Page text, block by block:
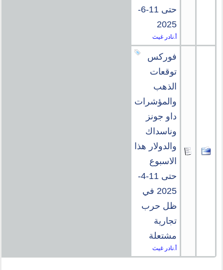
حتى 11-6-
2025
أ.نادر غيث
فوركس
توقعات
الذهب
والمؤشرات
داو جونز
وناسداك
والدولار هذا
الاسبوع
حتى 11-4-
2025 في
ظل حرب
تجارية
مشتعلة
أ.نادر غيث